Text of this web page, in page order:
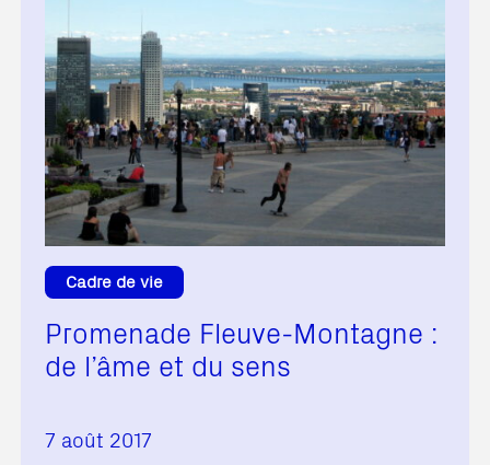
Cadre de vie
Promenade Fleuve-Montagne :
de l’âme et du sens
7 août 2017